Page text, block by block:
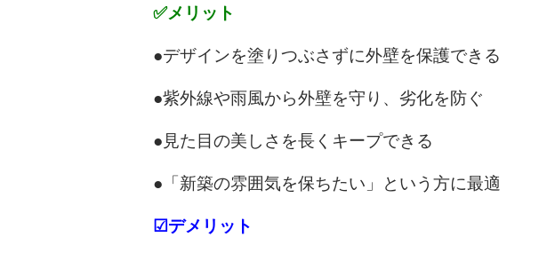
✅メリット
●デザインを塗りつぶさずに外壁を保護できる
●紫外線や雨風から外壁を守り、劣化を防ぐ
●見た目の美しさを長くキープできる
●「新築の雰囲気を保ちたい」という方に最適
☑デメリット